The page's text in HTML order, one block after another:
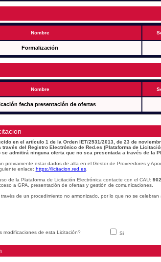
Nombre
Formalización
Nombre
fecha presentación de ofertas
en el artículo 1 de la Orden IET/2531/2013, de 23 de
del Registro Electrónico de Red.es (Plataforma de
admitirá ninguna oferta que no sea presentada a través de la
previamente estar dados de alta en el Gestor de Proveedores y
enlace: https://licitacion.red.es.
de la Plataforma de Licitación Electrónica contacte con el CAU:
a GPA, presentación de ofertas y gestión de comunicaciones.
de un procedimiento no armonizado, por lo que no se
modificaciones de esta Licitación? Si